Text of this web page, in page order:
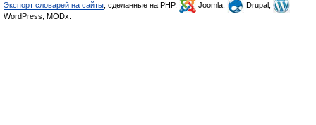
Экспорт словарей на сайты , сделанные на PHP, Joomla,
Drupal,
WordPress, MODx.